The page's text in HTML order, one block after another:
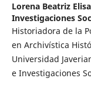
Lorena Beatriz
Investigaciones
Historiadora de la
en Archivística
Universidad
e Investigaciones